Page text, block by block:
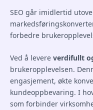
SEO går imidlertid
forbedre
Ved å levere verdifullt
brukeropplevelsen.
engasjement, økte
kundeoppbevaring. I
som forbinder